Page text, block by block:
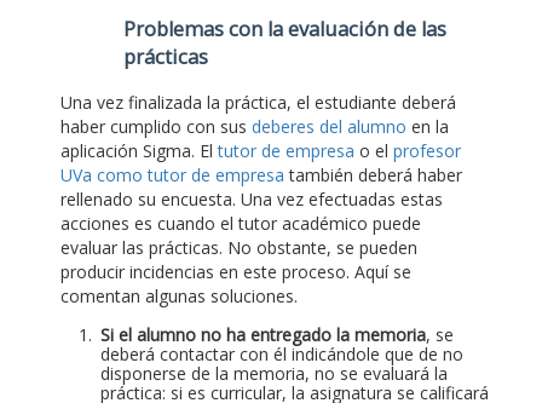
Problemas con la evaluación de las
prácticas
Una vez finalizada la práctica, el estudiante deberá
haber cumplido con sus deberes del alumno en la
aplicación Sigma. Eltutor de empresa o el profesor
UVa como tutor de empresa también deberá haber
rellenado su encuesta. Una vez efectuadas estas
acciones es cuando el tutor académico puede
evaluar las prácticas. No obstante, se pueden
producir incidencias en este proceso. Aquí se
comentan algunas soluciones.
Si el alumno no ha entregado la memoria, se
deberá contactar con él indicándole que de no
disponerse de la memoria, no se evaluará la
práctica: si es curricular, la asignatura se calificará